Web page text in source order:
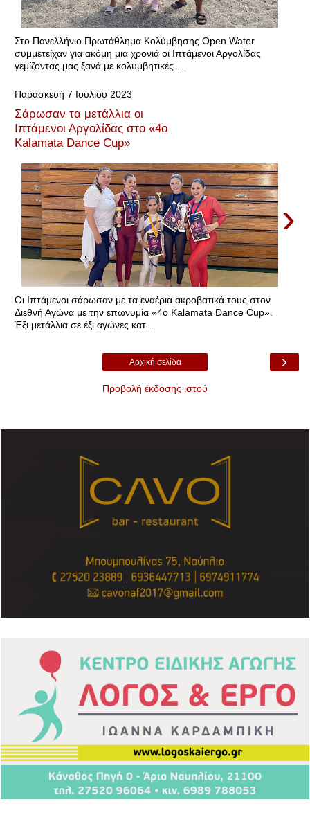
Στο Πανελλήνιο Πρωτάθλημα Κολύμβησης Open Water
συμμετείχαν για ακόμη μια χρονιά οι Ιπτάμενοι Αργολίδας
γεμίζοντας μας ξανά με κολυμβητικές ...
Παρασκευή 7 Ιουλίου 2023
Σάρωσαν τα μετάλλια οι
Ιπτάμενοι Αργολίδας στο «4ο
Kalamata Dance Cup»
›
Οι Ιπτάμενοι σάρωσαν με τα εναέρια ακροβατικά τους στον
Διεθνή Αγώνα με την επωνυμία «4ο Kalamata Dance Cup».
Έξι μετάλλια σε έξι αγώνες κατ...
›
Αρχική σελίδα
Προβολή έκδοσης ιστού